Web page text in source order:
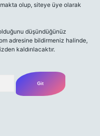
olup, siteye üye olarak
düşündüğünüz
adresine bildirmeniz halinde,
kaldırılacaktır.